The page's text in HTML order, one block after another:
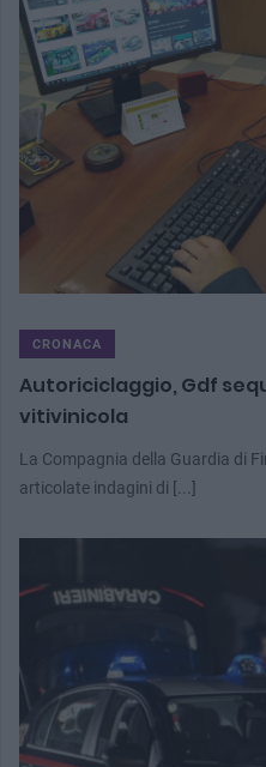
CRONACA
Autoriciclaggio, Gdf
vitivinicola
La Compagnia della Guardia di
articolate indagini di [...]